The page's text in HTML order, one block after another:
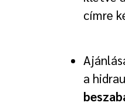
címre
a